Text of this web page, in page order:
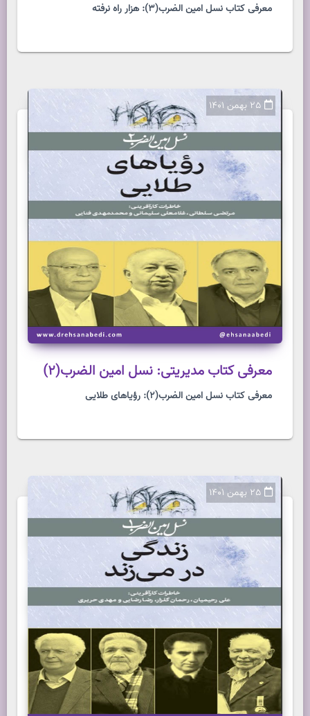
معرفی کتاب نسل امین الضرب(3): هزار راه نرفته
معرفی کتاب مدیریتی: نسل امین الضرب(2)
معرفی کتاب نسل امین الضرب(2): رؤیاهای طلایی